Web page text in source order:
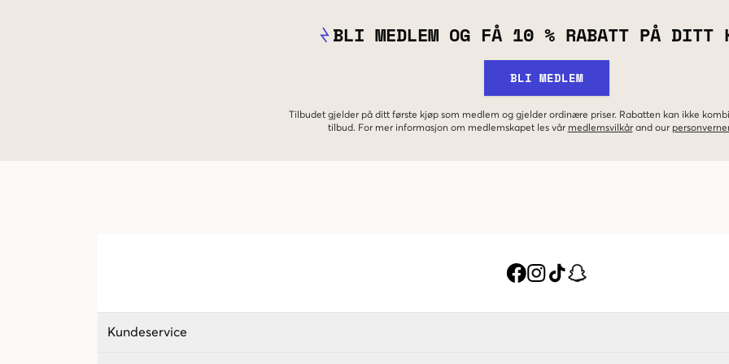
BLI MEDLEM OG FÅ 10 % RABATT PÅ DITT
BLI MEDLEM
Tilbudet gjelder på ditt første kjøp som medlem og gjelder ordinære priser. Rabatten kan ikke
tilbud. For mer informasjon om medlemskapet les vår medlemsvilkår and our
Kundeservice